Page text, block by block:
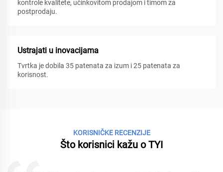
kontrole kvalitete, učinkovitom prodajom i timom za
postprodaju.
Ustrajati u inovacijama
Tvrtka je dobila 35 patenata za izum i 25 patenata za
korisnost.
KORISNIČKE RECENZIJE
Što korisnici kažu o TYI